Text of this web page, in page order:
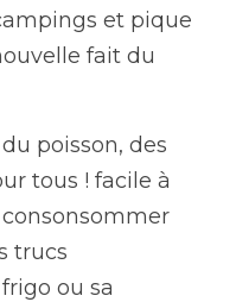
et pique
fait du
poisson, des
tous ! facile à
trucs
ou sa